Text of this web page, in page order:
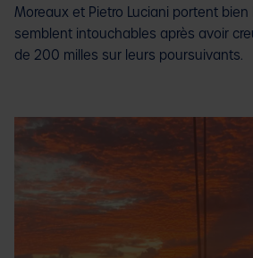
Moreaux et Pietro Luciani portent bien
semblent intouchables après avoir
de 200 milles sur leurs poursuivants.